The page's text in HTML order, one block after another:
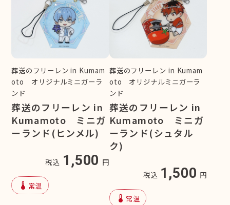
葬送のフリーレン in Kumam
oto オリジナルミニガーラ
ンド
葬送のフリーレン in
Kumamoto ミニガ
ーランド(ヒンメル)
税込 1,500 円
device_thermostat 常温
葬送のフリーレン in Kumam
oto オリジナルミニガーラ
ンド
葬送のフリーレン in
Kumamoto ミニガ
ーランド(シュタル
ク)
税込 1,500 円
device_thermostat 常温